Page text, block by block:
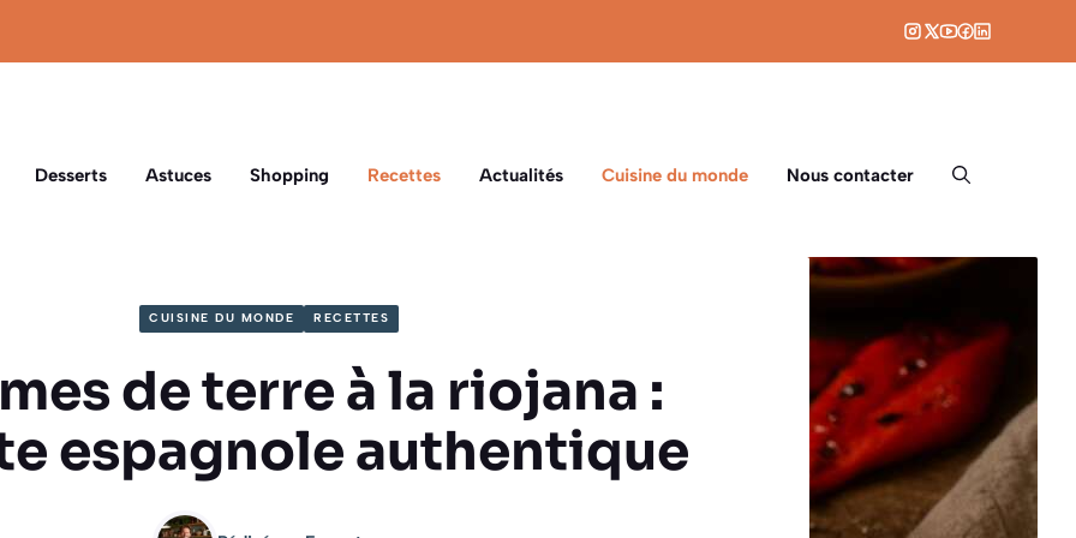
Desserts Astuces Shopping Recettes Actualités Cuisine du monde Nous contacter
CUISINE DU MONDE RECETTES
de terre à la riojana :
espagnole authentique